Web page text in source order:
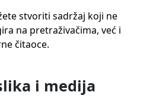
stvoriti sadržaj koji ne
na pretraživačima, već i
čitaoce.
i medija